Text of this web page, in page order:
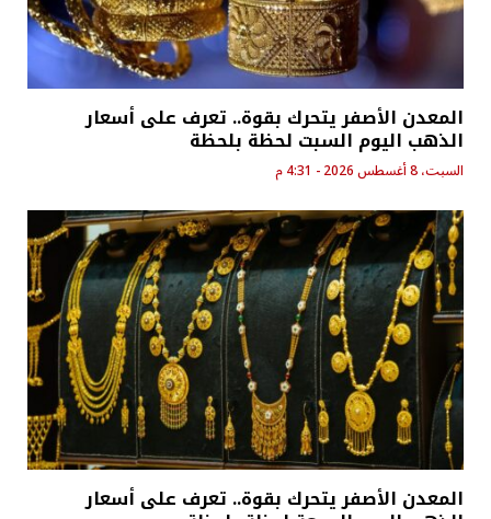
المعدن الأصفر يتحرك بقوة.. تعرف على أسعار
الذهب اليوم السبت لحظة بلحظة
السبت، 8 أغسطس 2026 - 4:31 م
المعدن الأصفر يتحرك بقوة.. تعرف على أسعار